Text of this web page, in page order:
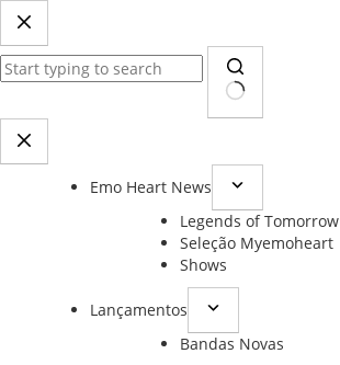
para
o
conteúdo
resultados
Emo Heart News
Legends of Tomorrow
Seleção Myemoheart
Shows
Lançamentos
Bandas Novas